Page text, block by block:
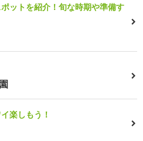
ットを紹介！旬な時期や準備す
楽しもう！